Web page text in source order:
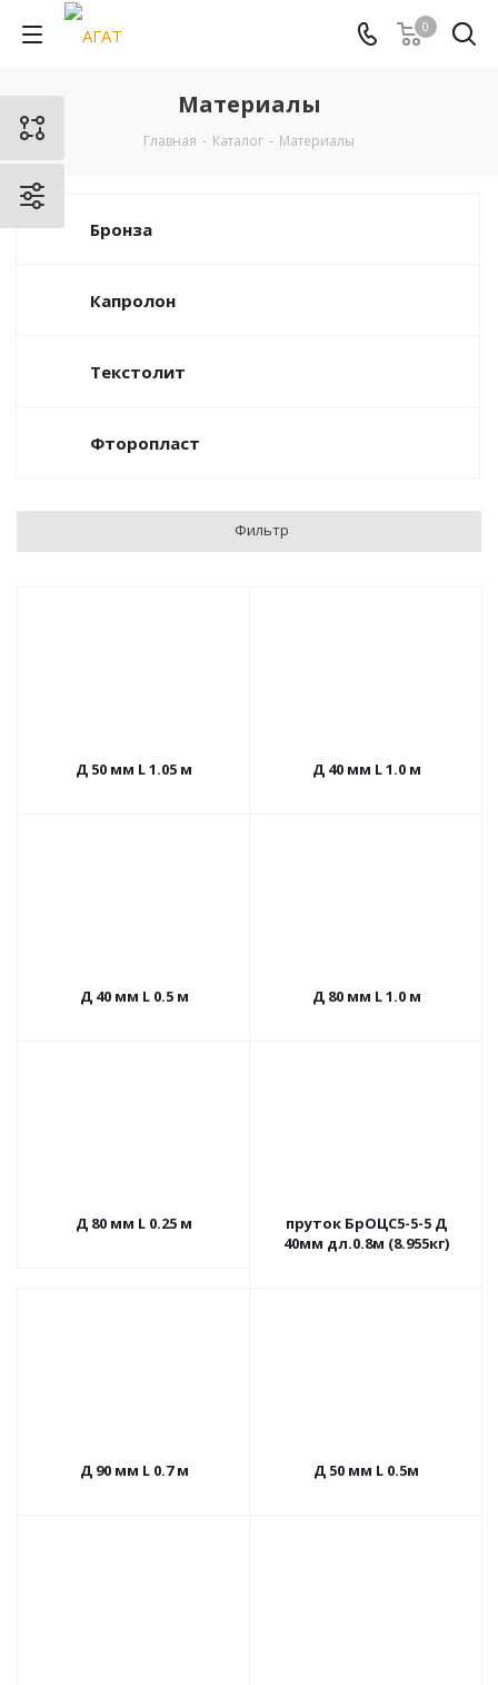
0
Материалы
Главная - Каталог - Материалы
Бронза
Капролон
Текстолит
Фторопласт
Фильтр
Д 50 мм L 1.05 м Д 40 мм L 1.0 м
Д 40 мм L 0.5 м Д 80 мм L 1.0 м
Д 80 мм L 0.25 м
пруток БрОЦС5-5-5 Д
40мм дл.0.8м (8.955кг)
Д 90 мм L 0.7 м Д 50 мм L 0.5м